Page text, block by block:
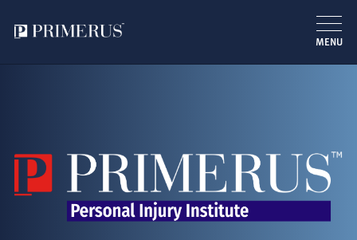
MENU